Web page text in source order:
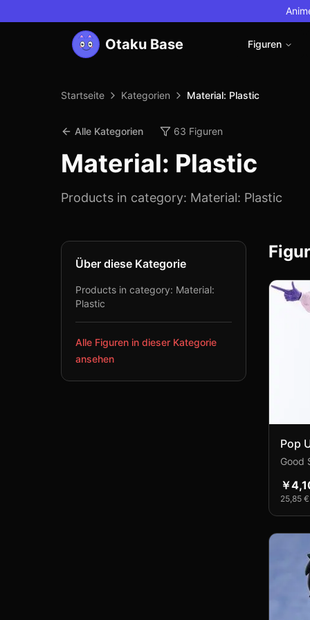
Otaku Base Figuren
Startseite Kategorien Material: Plastic
Alle Kategorien 63 Figuren
Material: Plastic
Products in category: Material: Plastic
Über diese Kategorie
Products in category: Material:
Plastic
Alle Figuren in dieser Kategorie
ansehen
Pop
Good
￥
25,85 €